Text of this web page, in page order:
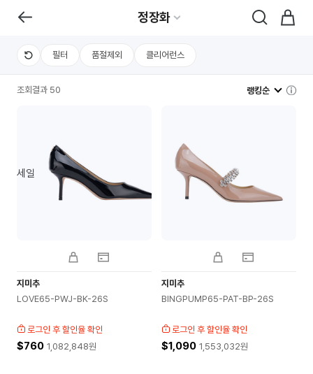
정장화
필터 품절제외 클리어런스
조회결과 50 랭킹순
세일
지미추
LOVE65-PWJ-BK-26S
로그인 후 할인율 확인
$760 1,082,848원
지미추
BINGPUMP65-PAT-BP-26S
로그인 후 할인율 확인
$1,090 1,553,032원